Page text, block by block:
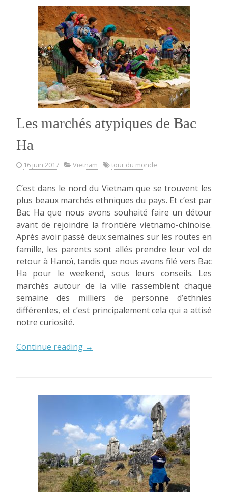
rizières:
quand
le
Guangxi
a
tout
pour
plaire
! »
Les marchés atypiques de Bac
Ha
16 juin 2017 Vietnam tour du monde
C’est dans le nord du Vietnam que se trouvent les
plus beaux marchés ethniques du pays. Et c’est par
Bac Ha que nous avons souhaité faire un détour
avant de rejoindre la frontière vietnamo-chinoise.
Après avoir passé deux semaines sur les routes en
famille, les parents sont allés prendre leur vol de
retour à Hanoï, tandis que nous avons filé vers Bac
Ha pour le weekend, sous leurs conseils. Les
marchés autour de la ville rassemblent chaque
semaine des milliers de personne d’ethnies
différentes, et c’est principalement cela qui a attisé
notre curiosité.
Continue reading « Les
Bac
→